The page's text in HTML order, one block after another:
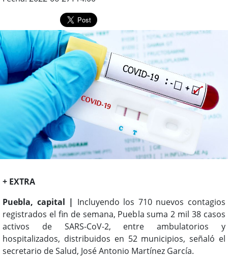
+ EXTRA
Puebla, capital | Incluyendo los 710 nuevos contagios
registrados el fin de semana, Puebla suma 2 mil 38 casos
activos de SARS-CoV-2, entre ambulatorios y
hospitalizados, distribuidos en 52 municipios, señaló el
secretario de Salud, José Antonio Martínez García.